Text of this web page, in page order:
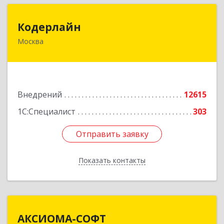
Кодерлайн
Москва
Внедрений
12615
1С:Специалист
303
Отправить заявку
Показать контакты
107023, Москва г, Семеновская Б. ул, дом № 43,
Отправить заявку
Назад
АКСИОМА-СОФТ